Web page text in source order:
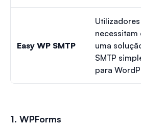
Easy WP SMTP
necessitam
uma
SMTP
para
1. WPForms